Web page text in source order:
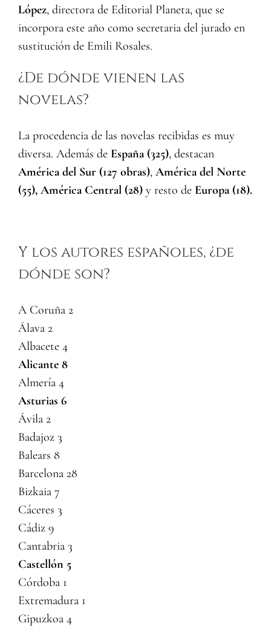
López, directora de Editorial Planeta, que se
incorpora este año como secretaria del jurado en
sustitución de Emili Rosales.
¿De dónde vienen las
novelas?
La procedencia de las novelas recibidas es muy
diversa. Además de España (325), destacan
América del Sur (127 obras), América del Norte
(55), América Central (28) y resto de Europa (18).
Y los autores españoles, ¿de
dónde son?
A Coruña 2
Álava 2
Albacete 4
Alicante 8
Almería 4
Asturias 6
Ávila 2
Badajoz 3
Balears 8
Barcelona 28
Bizkaia 7
Cáceres 3
Cádiz 9
Cantabria 3
Castellón 5
Córdoba 1
Extremadura 1
Gipuzkoa 4